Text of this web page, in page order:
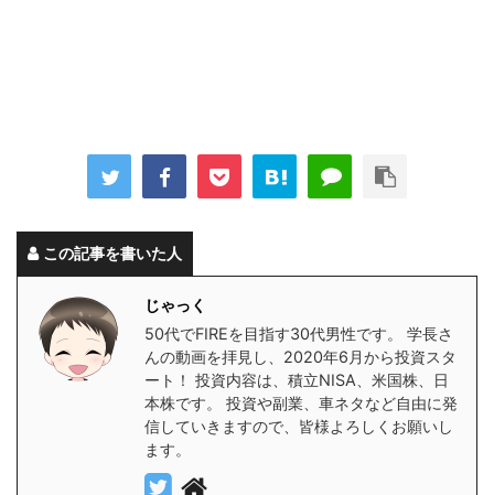
この記事を書いた人
じゃっく
50代でFIREを目指す30代男性です。 学長さ
んの動画を拝見し、2020年6月から投資スタ
ート！ 投資内容は、積立NISA、米国株、日
本株です。 投資や副業、車ネタなど自由に発
信していきますので、皆様よろしくお願いし
ます。